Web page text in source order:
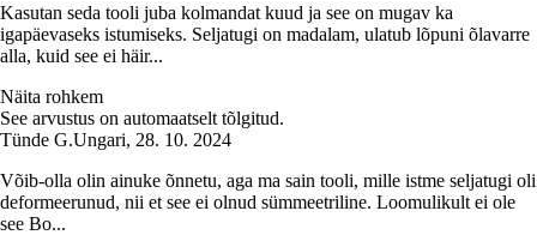
Kasutan seda tooli juba kolmandat kuud ja see on mugav ka
igapäevaseks istumiseks. Seljatugi on madalam, ulatub lõpuni õlavarre
alla, kuid see ei häir...
Näita rohkem
See arvustus on automaatselt tõlgitud.
Tünde G.Ungari, 28. 10. 2024
Võib-olla olin ainuke õnnetu, aga ma sain tooli, mille istme seljatugi oli
deformeerunud, nii et see ei olnud sümmeetriline. Loomulikult ei ole
see Bo...